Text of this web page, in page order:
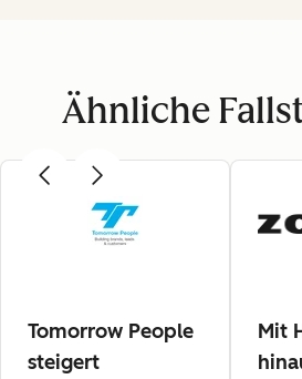
Ähnliche
Tomorrow People
steigert
Mit